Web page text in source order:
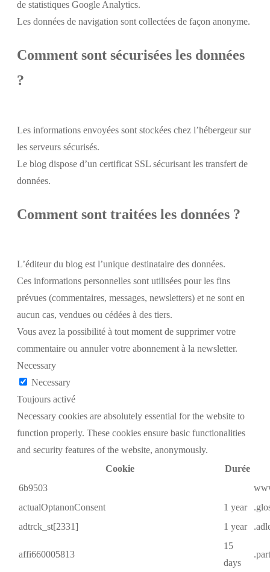
de statistiques Google Analytics.
Les données de navigation sont collectées de façon anonyme.
Comment sont sécurisées les données
?
Les informations envoyées sont stockées chez l’hébergeur sur
les serveurs sécurisés.
Le blog dispose d’un certificat SSL sécurisant les transfert de
données.
Comment sont traitées les données ?
L’éditeur du blog est l’unique destinataire des données.
Ces informations personnelles sont utilisées pour les fins
prévues (commentaires, messages, newsletters) et ne sont en
aucun cas, vendues ou cédées à des tiers.
Vous avez la possibilité à tout moment de supprimer votre
commentaire ou annuler votre abonnement à la newsletter.
Necessary
Necessary
Toujours activé
Necessary cookies are absolutely essential for the website to
function properly. These cookies ensure basic functionalities
and security features of the website, anonymously.
Cookie
Durée
6b9503
actualOptanonConsent
1 year
adtrck_st[2331]
1 year
affi660005813
15
days